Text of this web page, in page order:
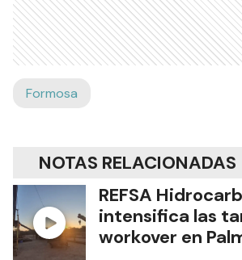
Formosa
NOTAS RELACIONADAS
REFSA
intensifica las
workover en